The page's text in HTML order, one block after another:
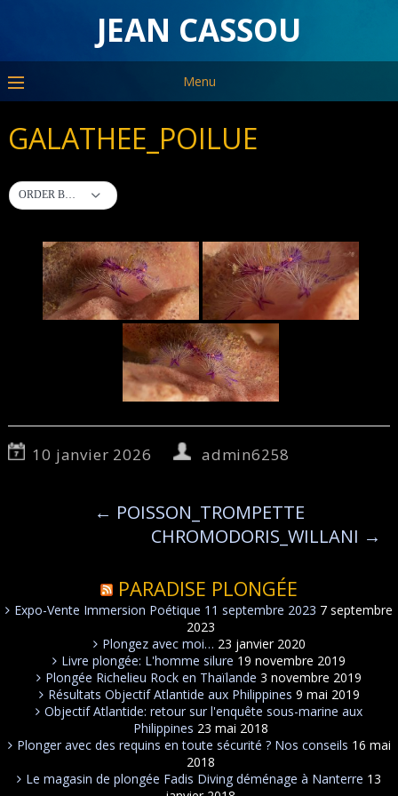
JEAN CASSOU
Menu
GALATHEE_POILUE
ORDER BY DEFAULT
10 janvier 2026 admin6258
← POISSON_TROMPETTE
CHROMODORIS_WILLANI →
PARADISE PLONGÉE
Expo-Vente Immersion Poétique 11 septembre 2023 7 septembre
2023
Plongez avec moi… 23 janvier 2020
Livre plongée: L'homme silure 19 novembre 2019
Plongée Richelieu Rock en Thaïlande 3 novembre 2019
Résultats Objectif Atlantide aux Philippines 9 mai 2019
Objectif Atlantide: retour sur l'enquête sous-marine aux
Philippines 23 mai 2018
Plonger avec des requins en toute sécurité ? Nos conseils 16 mai
2018
Le magasin de plongée Fadis Diving déménage à Nanterre 13